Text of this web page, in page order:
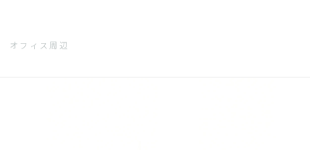
オフィス周辺